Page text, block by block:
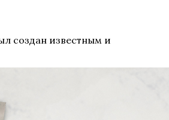
создан известным и